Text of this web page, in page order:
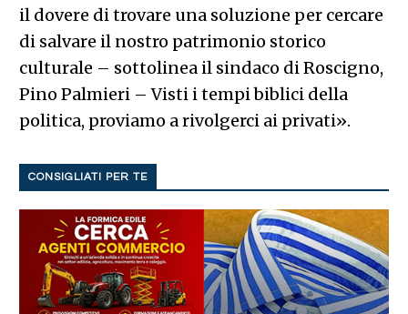
il dovere di trovare una soluzione per cercare
di salvare il nostro patrimonio storico
culturale – sottolinea il sindaco di Roscigno,
Pino Palmieri – Visti i tempi biblici della
politica, proviamo a rivolgerci ai privati».
CONSIGLIATI PER TE